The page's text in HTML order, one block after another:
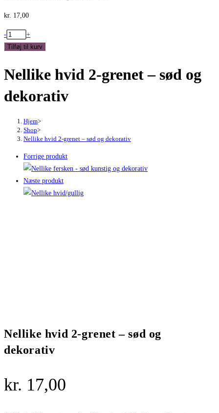
kr. 17,00
Nellike
hvid
grenet
sød
dekorativ
-
+
Tilføj til kurv
Nellike hvid 2-grenet – sød og
dekorativ
Hjem>
Shop>
Nellike hvid 2-grenet – sød og dekorativ
Forrige produkt
Næste produkt
Nellike hvid 2-grenet – sød og
dekorativ
kr. 17,00